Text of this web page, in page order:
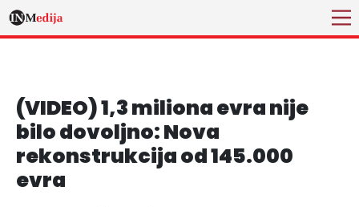
(VIDEO) 1,3 miliona evra nije
bilo dovoljno: Nova
rekonstrukcija od 145.000
evra